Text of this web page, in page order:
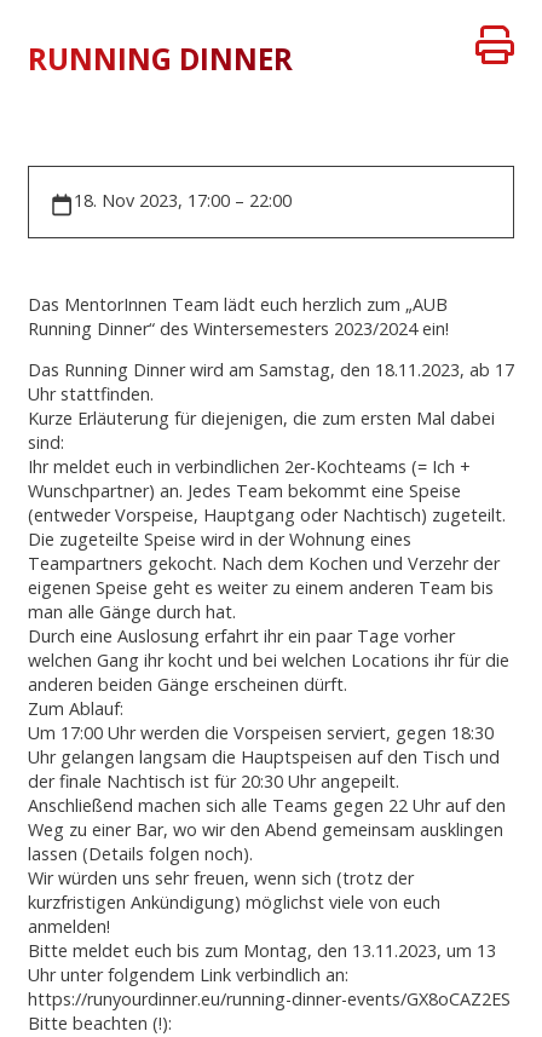
RUNNING DINNER
18. Nov 2023, 17:00 – 22:00
Das MentorInnen Team lädt euch herzlich zum „AUB
Running Dinner“ des Wintersemesters 2023/2024 ein!
Das Running Dinner wird am Samstag, den 18.11.2023, ab 17
Uhr stattfinden.
Kurze Erläuterung für diejenigen, die zum ersten Mal dabei
sind:
Ihr meldet euch in verbindlichen 2er-Kochteams (= Ich +
Wunschpartner) an. Jedes Team bekommt eine Speise
(entweder Vorspeise, Hauptgang oder Nachtisch) zugeteilt.
Die zugeteilte Speise wird in der Wohnung eines
Teampartners gekocht. Nach dem Kochen und Verzehr der
eigenen Speise geht es weiter zu einem anderen Team bis
man alle Gänge durch hat.
Durch eine Auslosung erfahrt ihr ein paar Tage vorher
welchen Gang ihr kocht und bei welchen Locations ihr für die
anderen beiden Gänge erscheinen dürft.
Zum Ablauf:
Um 17:00 Uhr werden die Vorspeisen serviert, gegen 18:30
Uhr gelangen langsam die Hauptspeisen auf den Tisch und
der finale Nachtisch ist für 20:30 Uhr angepeilt.
Anschließend machen sich alle Teams gegen 22 Uhr auf den
Weg zu einer Bar, wo wir den Abend gemeinsam ausklingen
lassen (Details folgen noch).
Wir würden uns sehr freuen, wenn sich (trotz der
kurzfristigen Ankündigung) möglichst viele von euch
anmelden!
Bitte meldet euch bis zum Montag, den 13.11.2023, um 13
Uhr unter folgendem Link verbindlich an:
https://runyourdinner.eu/running-dinner-events/GX8oCAZ2ES
Bitte beachten (!):